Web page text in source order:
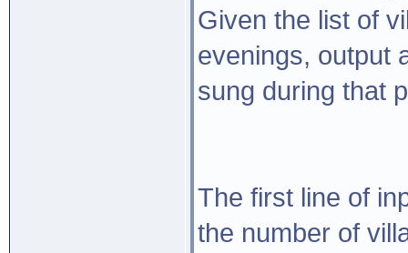
Given the list of
evenings, output
sung during that
The first line of
the number of